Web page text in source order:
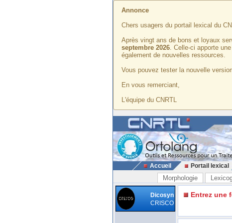
Annonce
Chers usagers du portail lexical du
Après vingt ans de bons et loyaux
septembre 2026. Celle-ci apporte
également de nouvelles ressources.
Vous pouvez tester la nouvelle
En vous remerciant,
L'équipe du CNRTL
Accueil Portail lexical
Morphologie
Dicosyn
CRISCO
Entrez une